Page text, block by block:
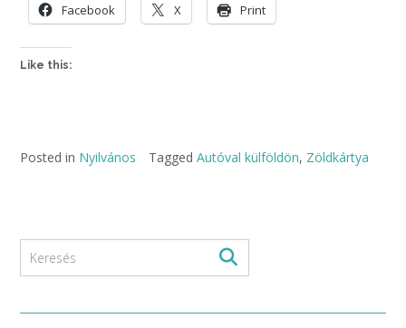
Facebook X Print
Like this:
Posted in Nyilvános Tagged Autóval külföldön, Zöldkártya